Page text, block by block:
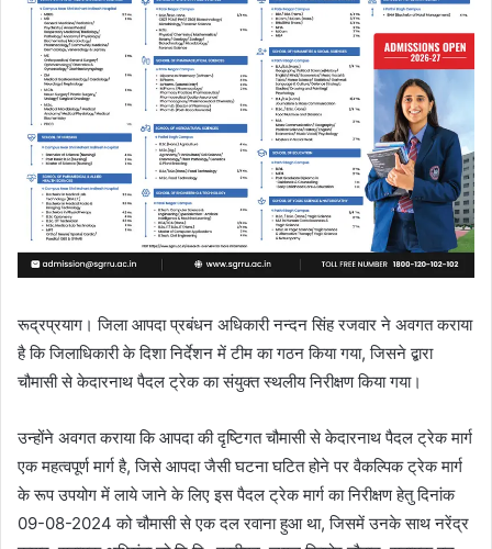
रूद्रप्रयाग। जिला आपदा प्रबंधन अधिकारी नन्दन सिंह रजवार ने अवगत कराया
है कि जिलाधिकारी के दिशा निर्देशन में टीम का गठन किया गया, जिसने द्बारा
चौमासी से केदारनाथ पैदल ट्रेक का संयुक्त स्थलीय निरीक्षण किया गया।
उन्होंने अवगत कराया कि आपदा की दृष्टिगत चौमासी से केदारनाथ पैदल ट्रेक मार्ग
एक महत्वपूर्ण मार्ग है, जिसे आपदा जैसी घटना घटित होने पर वैकल्पिक ट्रेक मार्ग
के रूप उपयोग में लाये जाने के लिए इस पैदल ट्रेक मार्ग का निरीक्षण हेतु दिनांक
09-08-2024 को चौमासी से एक दल रवाना हुआ था, जिसमें उनके साथ नरेंद्र